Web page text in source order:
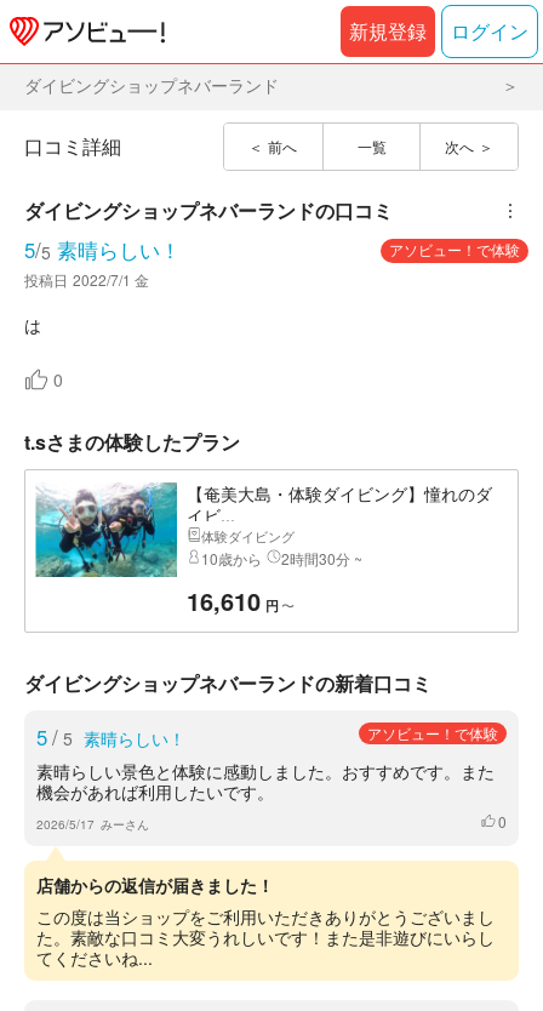
新規登録 ログイン
ダイビングショップネバーランド
前へ 一覧 次へ
口コミ詳細
ダイビングショップネバーランドの口コミ ︙
5/5 素晴らしい！
アソビュー！で体験
投稿日 2022/7/1 金
は
0
t.sさまの体験したプラン
【奄美大島・体験ダイビング】憧れのダ
イビ...
体験ダイビング
10歳から 2時間30分 ~
16,610 円 〜
ダイビングショップネバーランドの新着口コミ
5/ 5 素晴らしい！ アソビュー！で体験
素晴らしい景色と体験に感動しました。おすすめです。また
機会があれば利用したいです。
2026/5/17 みーさん いいね
0
店舗からの返信が届きました！
この度は当ショップをご利用いただきありがとうございまし
た。素敵な口コミ大変うれしいです！また是非遊びにいらし
てくださいね...